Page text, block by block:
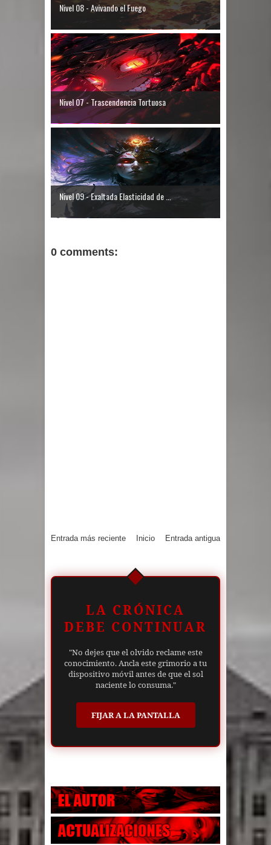
Nivel 08 - Avivando el Fuego
Nivel 07 - Trascendencia Tortuosa
Nivel 09 - Exaltada Elasticidad de ...
0 comments:
Entrada más reciente Entrada antigua
Inicio
LA CRÓNICA
DEBE CONTINUAR
"No dejes que el olvido reclame este
conocimiento. Ancla este grimorio a tu
dispositivo móvil antes de que el sol
naciente lo consuma."
FIJAR A LA PANTALLA